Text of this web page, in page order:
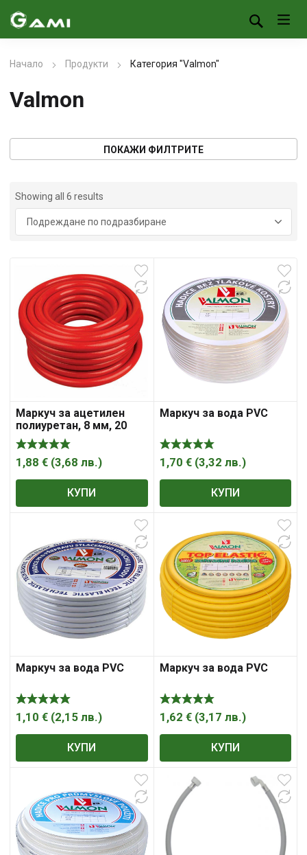
Начало Продукти Категория "Valmon"
Valmon
ПОКАЖИ ФИЛТРИТЕ
Showing all 6 results
Маркуч за ацетилен
полиуретан, 8 мм, 20
bar, 252 , Valmon
1,88 € (3,68 лв.)
КУПИ
Маркуч за вода PVC
1,70 € (3,32 лв.)
КУПИ
Маркуч за вода PVC
1,10 € (2,15 лв.)
КУПИ
Маркуч за вода PVC
1,62 € (3,17 лв.)
КУПИ